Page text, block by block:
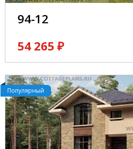
94-12
54 265 ₽
Популярный